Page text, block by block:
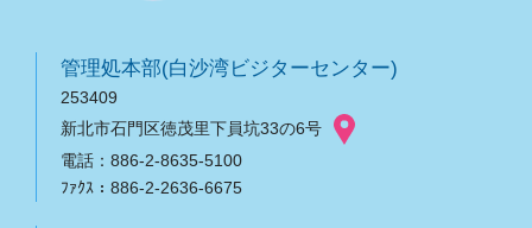
管理処本部(白沙湾ビジターセンター)
253409
新北市石門区徳茂里下員坑33の6号
電話：886-2-8635-5100
ﾌｧｸｽ：886-2-2636-6675